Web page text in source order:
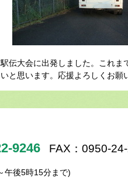
伝大会に出発しました。これ
と思います。応援よろしくお願
9246 FAX：0950-
午後5時15分まで)